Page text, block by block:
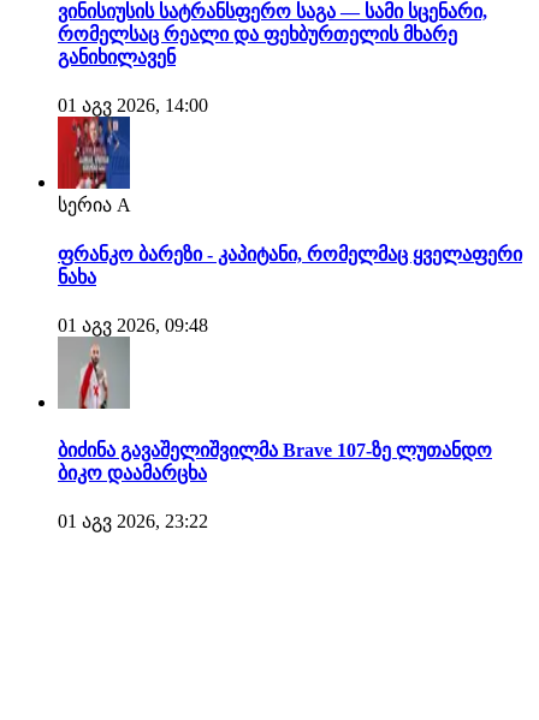
ვინისიუსის სატრანსფერო საგა — სამი სცენარი,
რომელსაც რეალი და ფეხბურთელის მხარე
განიხილავენ
01 აგვ 2026, 14:00
სერია A
ფრანკო ბარეზი - კაპიტანი, რომელმაც ყველაფერი
ნახა
01 აგვ 2026, 09:48
ბიძინა გავაშელიშვილმა Brave 107-ზე ლუთანდო
ბიკო დაამარცხა
01 აგვ 2026, 23:22